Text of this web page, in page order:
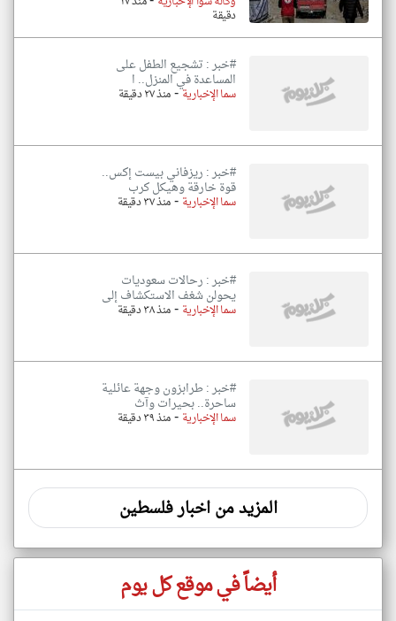
دقيقة
#خبر : تشجيع الطفل على
المساعدة في المنزل.. ا
سما الإخبارية-منذ ٢٧ دقيقة
#خبر : ريزفاني بيست إكس..
قوة خارقة وهيكل كرب
سما الإخبارية-منذ ٣٧ دقيقة
#خبر : رحالات سعوديات
يحولن شغف الاستكشاف إلى
سما الإخبارية -منذ ٣٨ دقيقة
#خبر : طرابزون وجهة عائلية
ساحرة.. بحيرات وآث
سما الإخبارية-منذ ٣٩ دقيقة
المزيد من اخبار فلسطين
أيضاً في موقع كل يوم